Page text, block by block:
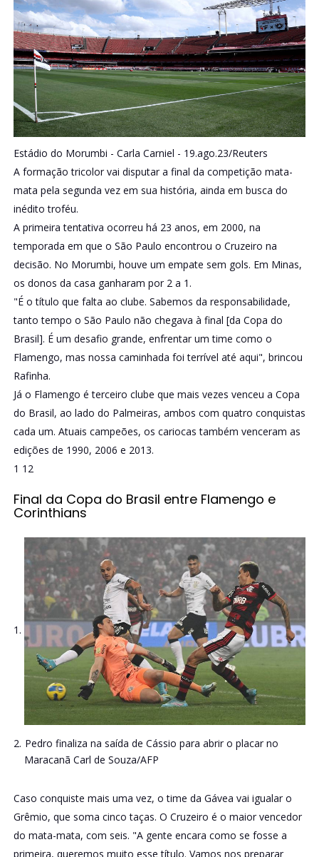
Estádio do Morumbi - Carla Carniel - 19.ago.23/Reuters
A formação tricolor vai disputar a final da competição mata-
mata pela segunda vez em sua história, ainda em busca do
inédito troféu.
A primeira tentativa ocorreu há 23 anos, em 2000, na
temporada em que o São Paulo encontrou o Cruzeiro na
decisão. No Morumbi, houve um empate sem gols. Em Minas,
os donos da casa ganharam por 2 a 1.
"É o título que falta ao clube. Sabemos da responsabilidade,
tanto tempo o São Paulo não chegava à final [da Copa do
Brasil]. É um desafio grande, enfrentar um time como o
Flamengo, mas nossa caminhada foi terrível até aqui", brincou
Rafinha.
Já o Flamengo é terceiro clube que mais vezes venceu a Copa
do Brasil, ao lado do Palmeiras, ambos com quatro conquistas
cada um. Atuais campeões, os cariocas também venceram as
edições de 1990, 2006 e 2013.
1 12
Final da Copa do Brasil entre Flamengo e
Corinthians
Pedro finaliza na saída de Cássio para abrir o placar no
Maracanã Carl de Souza/AFP
Caso conquiste mais uma vez, o time da Gávea vai igualar o
Grêmio, que soma cinco taças. O Cruzeiro é o maior vencedor
do mata-mata, com seis. "A gente encara como se fosse a
primeira, queremos muito esse título. Vamos nos preparar